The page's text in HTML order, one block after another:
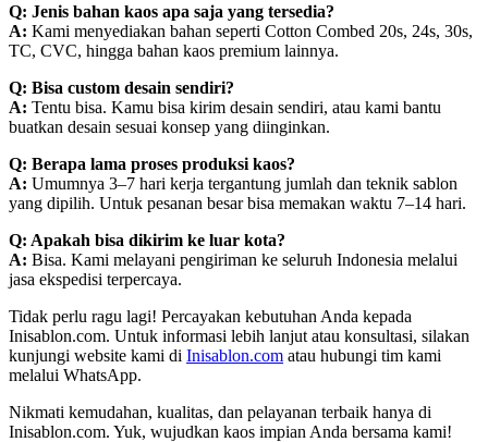
Q: Jenis bahan kaos apa saja yang tersedia?
A: Kami menyediakan bahan seperti Cotton Combed 20s, 24s, 30s,
TC, CVC, hingga bahan kaos premium lainnya.
Q: Bisa custom desain sendiri?
A: Tentu bisa. Kamu bisa kirim desain sendiri, atau kami bantu
buatkan desain sesuai konsep yang diinginkan.
Q: Berapa lama proses produksi kaos?
A: Umumnya 3–7 hari kerja tergantung jumlah dan teknik sablon
yang dipilih. Untuk pesanan besar bisa memakan waktu 7–14 hari.
Q: Apakah bisa dikirim ke luar kota?
A: Bisa. Kami melayani pengiriman ke seluruh Indonesia melalui
jasa ekspedisi terpercaya.
Tidak perlu ragu lagi! Percayakan kebutuhan Anda kepada
Inisablon.com. Untuk informasi lebih lanjut atau konsultasi, silakan
kunjungi website kami di Inisablon.com atau hubungi tim kami
melalui WhatsApp.
Nikmati kemudahan, kualitas, dan pelayanan terbaik hanya di
Inisablon.com. Yuk, wujudkan kaos impian Anda bersama kami!